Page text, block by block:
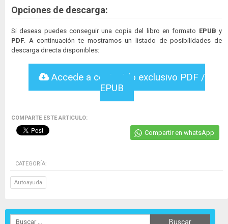
Opciones de descarga:
Si deseas puedes conseguir una copia del libro en formato EPUB y
PDF . A continuación te mostramos un listado de posibilidades de
descarga directa disponibles:
Accede a contenido exclusivo PDF /
EPUB
COMPARTE ESTE ARTICULO:
Compartir en whatsApp
CATEGORÍA:
Autoayuda